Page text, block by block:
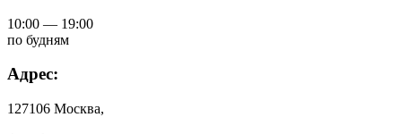
10:00 — 19:00
по будням
Адрес:
127106 Москва,